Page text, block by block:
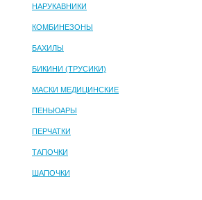
НАРУКАВНИКИ
КОМБИНЕЗОНЫ
БАХИЛЫ
БИКИНИ (ТРУСИКИ)
МАСКИ МЕДИЦИНСКИЕ
ПЕНЬЮАРЫ
ПЕРЧАТКИ
ТАПОЧКИ
ШАПОЧКИ